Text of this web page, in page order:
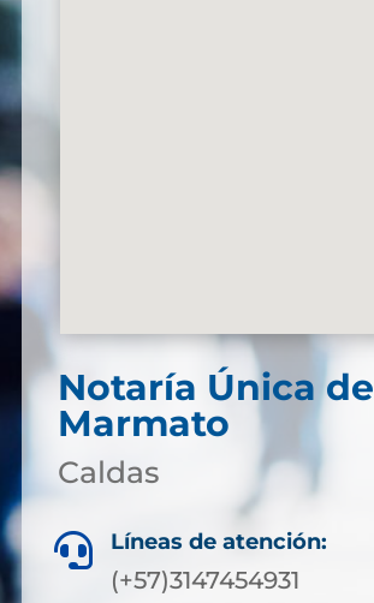
Notaría Única de
Marmato
Caldas
 Líneas de atención:
(+57)3147454931